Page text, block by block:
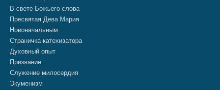
В свете Божьего слова
Пресвятая Дева Мария
Новоначальным
Страничка катехизатора
Духовный опыт
Призвание
Служение милосердия
Экуменизм